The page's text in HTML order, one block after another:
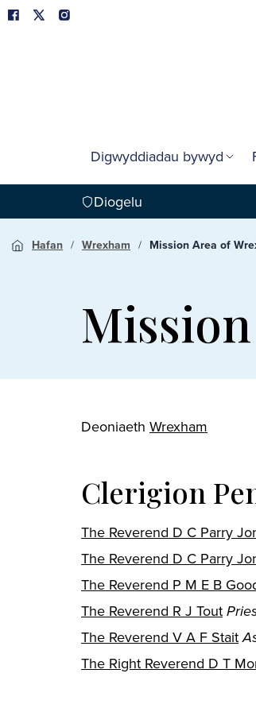
Digwyddiadau bywyd
Diogelu
Hafan Wrexham Mission Area of
Deoniaeth Wrexham
Clerigion
The Reverend D C Parry
The Reverend D C Parry
The Reverend P M E B
The Reverend R J Tout
The Reverend V A F Stait
The Right Reverend D T